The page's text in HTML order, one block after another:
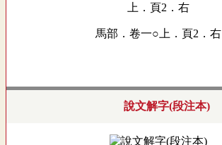
馬部．卷一○上．頁2．右
說文解字(段注本)